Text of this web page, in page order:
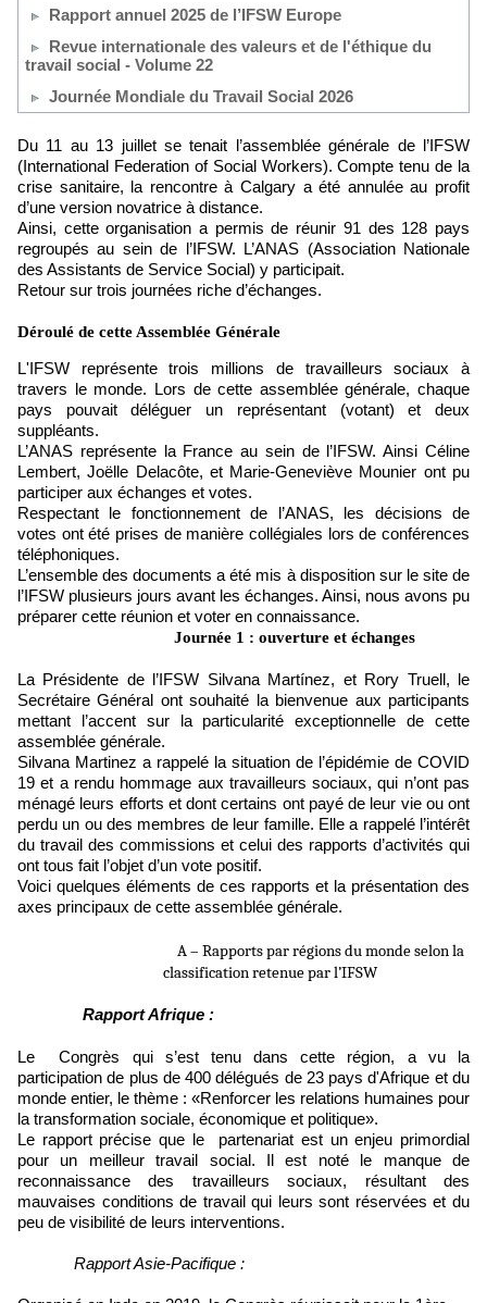
Rapport annuel 2025 de l’IFSW Europe
Revue internationale des valeurs et de l'éthique du
travail social - Volume 22
Journée Mondiale du Travail Social 2026
Du 11 au 13 juillet se tenait l’assemblée générale de l’IFSW
(International Federation of Social Workers). Compte tenu de la
crise sanitaire, la rencontre à Calgary a été annulée au profit
d’une version novatrice à distance.
Ainsi, cette organisation a permis de réunir 91 des 128 pays
regroupés au sein de l’IFSW. L’ANAS (Association Nationale
des Assistants de Service Social) y participait.
Retour sur trois journées riche d’échanges.
Déroulé de cette Assemblée Générale
L'IFSW représente trois millions de travailleurs sociaux à
travers le monde. Lors de cette assemblée générale, chaque
pays pouvait déléguer un représentant (votant) et deux
suppléants.
L’ANAS représente la France au sein de l’IFSW. Ainsi Céline
Lembert, Joëlle Delacôte, et Marie-Geneviève Mounier ont pu
participer aux échanges et votes.
Respectant le fonctionnement de l’ANAS, les décisions de
votes ont été prises de manière collégiales lors de conférences
téléphoniques.
L’ensemble des documents a été mis à disposition sur le site de
l’IFSW plusieurs jours avant les échanges. Ainsi, nous avons pu
préparer cette réunion et voter en connaissance.
Journée 1 : ouverture et échanges
La Présidente de l’IFSW Silvana Martínez, et Rory Truell, le
Secrétaire Général ont souhaité la bienvenue aux participants
mettant l’accent sur la particularité exceptionnelle de cette
assemblée générale.
Silvana Martinez a rappelé la situation de l’épidémie de COVID
19 et a rendu hommage aux travailleurs sociaux, qui n’ont pas
ménagé leurs efforts et dont certains ont payé de leur vie ou ont
perdu un ou des membres de leur famille. Elle a rappelé l’intérêt
du travail des commissions et celui des rapports d’activités qui
ont tous fait l’objet d’un vote positif.
Voici quelques éléments de ces rapports et la présentation des
axes principaux de cette assemblée générale.
A – Rapports par régions du monde selon la
classification retenue par l’IFSW
Rapport Afrique :
Le Congrès qui s’est tenu dans cette région, a vu la
participation de plus de 400 délégués de 23 pays d'Afrique et du
monde entier, le thème : «Renforcer les relations humaines pour
la transformation sociale, économique et politique».
Le rapport précise que le partenariat est un enjeu primordial
pour un meilleur travail social. Il est noté le manque de
reconnaissance des travailleurs sociaux, résultant des
mauvaises conditions de travail qui leurs sont réservées et du
peu de visibilité de leurs interventions.
Rapport Asie-Pacifique :